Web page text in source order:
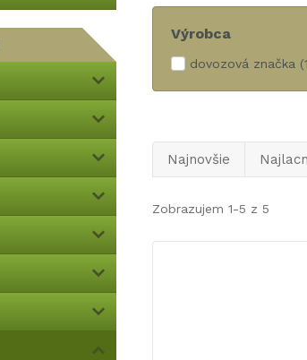
Výrobca
dovozová značka
Najnovšie
Zobrazujem 1-5 z 5